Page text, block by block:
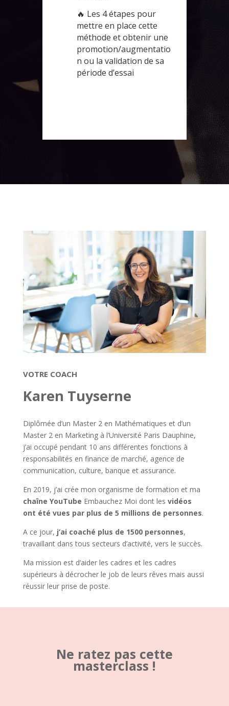
🔥 Les 4 étapes pour
mettre en place cette
méthode et obtenir une
promotion/augmentatio
n ou la validation de sa
période d’essai
VOTRE COACH
Karen Tuyserne
Diplômée d’un Master 2 en Mathématiques et d’un
Master 2 en Marketing à l’Université Paris Dauphine,
j’ai occupé pendant 10 ans différentes fonctions à
responsabilités en finance de marché, agence de
communication, culture, banque et assurance.
En 2019, j’ai crée mon organisme de formation et ma
chaîne YouTube Embauchez Moi dont les vidéos
ont été vues par plus de 5 millions de personnes.
A ce jour, j’ai coaché plus de 1500 personnes,
travaillant dans tous secteurs d’activité, vers le succès.
Ma mission est d’aider les cadres et les cadres
supérieurs à décrocher le job de leurs rêves mais aussi
réussir leur prise de poste.
Ne ratez pas cette
masterclass !